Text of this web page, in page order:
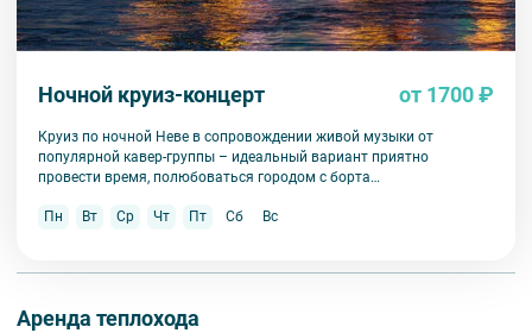
Ночной круиз-концерт от 1700 ₽
Круиз по ночной Неве в сопровождении живой музыки от
популярной кавер-группы – идеальный вариант приятно
провести время, полюбоваться городом с борта
запастись новыми впечатлениями.
Пн Вт Ср Чт Пт Сб Вс
Аренда теплохода